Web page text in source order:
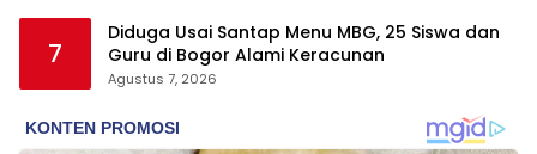
7
Diduga Usai Santap Menu MBG, 25 Siswa dan
Guru di Bogor Alami Keracunan
Agustus 7, 2026